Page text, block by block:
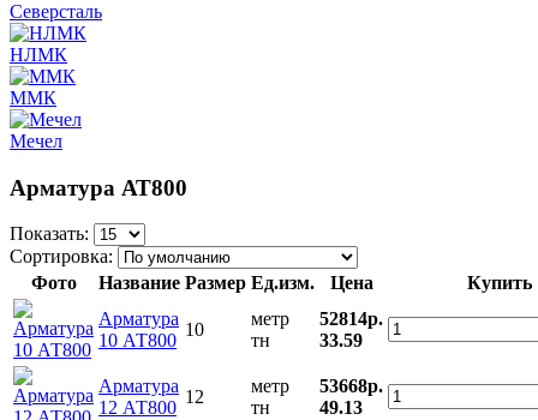
Северсталь
НЛМК
ММК
Мечел
Арматура АТ800
Показать:
Сортировка:
Фото
Название Размер Ед.изм. Цена
Купить
Арматура
10 АТ800
10
метр
тн
52814р.
33.59
Арматура
12 АТ800
12
метр
тн
53668р.
49.13